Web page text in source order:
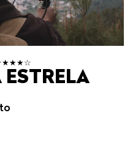
| ★★★★☆
ESTRELA